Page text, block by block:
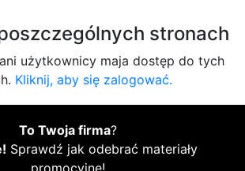
stronach
użytkownicy maja dostęp do tych
Kliknij, aby się zalogować.
To Twoja firma?
Sprawdź jak odebrać materiały